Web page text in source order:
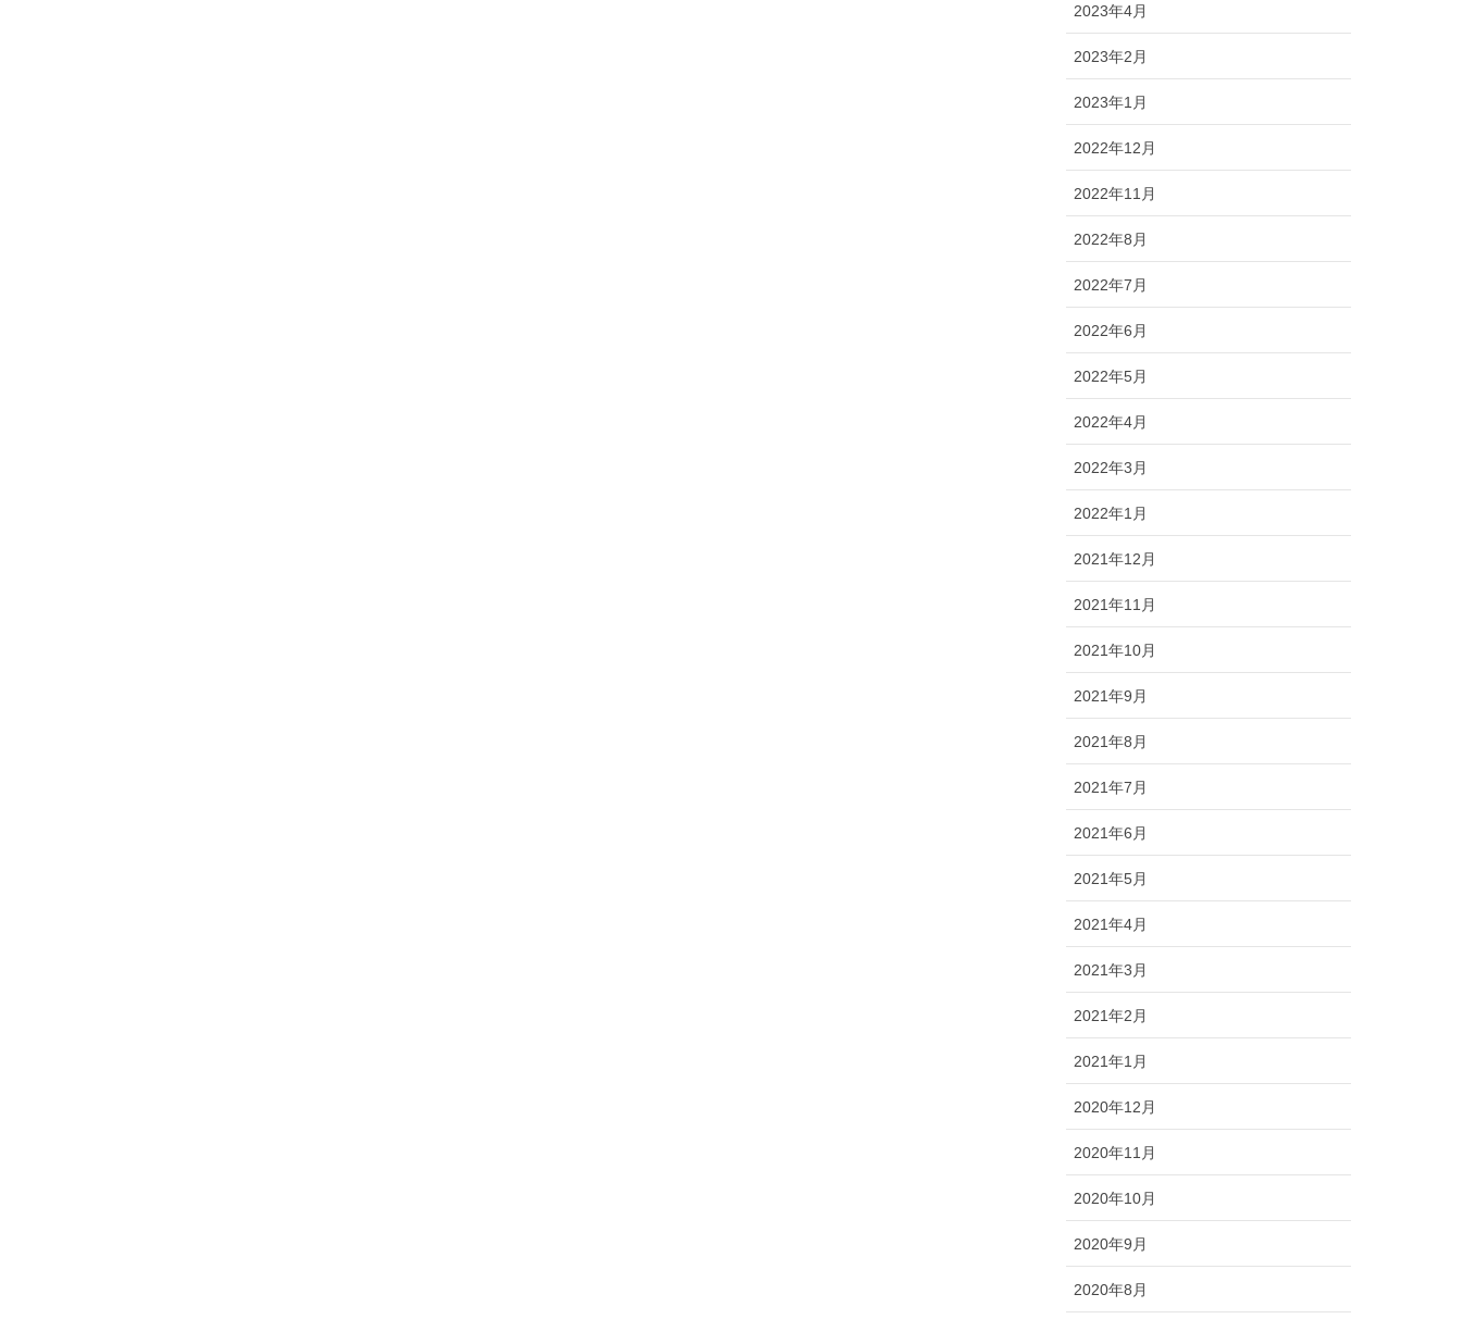
2023年4月
2023年2月
2023年1月
2022年12月
2022年11月
2022年8月
2022年7月
2022年6月
2022年5月
2022年4月
2022年3月
2022年1月
2021年12月
2021年11月
2021年10月
2021年9月
2021年8月
2021年7月
2021年6月
2021年5月
2021年4月
2021年3月
2021年2月
2021年1月
2020年12月
2020年11月
2020年10月
2020年9月
2020年8月